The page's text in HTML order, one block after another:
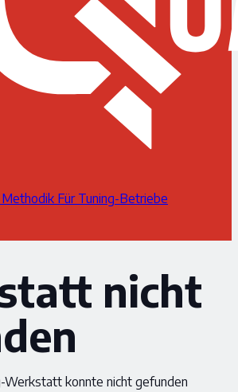
Methodik Für Tuning-Betriebe
nicht
Werkstatt konnte nicht gefunden